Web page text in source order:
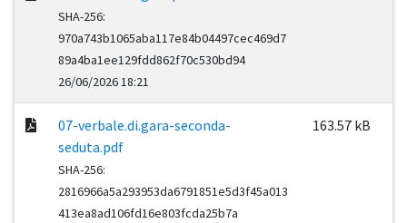
SHA-256:
970a743b1065aba117e84b04497cec469d7
89a4ba1ee129fdd862f70c530bd94
26/06/2026 18:21
07-verbale.di.gara-seconda-
seduta.pdf
SHA-256:
2816966a5a293953da6791851e5d3f45a013
413ea8ad106fd16e803fcda25b7a
163.57 kB